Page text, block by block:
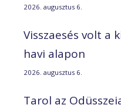
2026. augusztus 6.
Visszaesés volt a
havi alapon
2026. augusztus 6.
Tarol az